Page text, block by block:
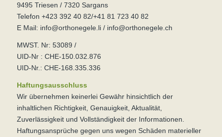
9495 Triesen / 7320 Sargans
Telefon +423 392 40 82/+41 81 723 40 82
E Mail: info@orthonegele.li / info@orthonegele.ch
MWST. Nr: 53089 /
UID-Nr : CHE-150.032.876
UID-Nr.: CHE-168.335.336
Haftungsausschluss
Wir übernehmen keinerlei Gewähr hinsichtlich der
inhaltlichen Richtigkeit, Genauigkeit, Aktualität,
Zuverlässigkeit und Vollständigkeit der Informationen.
Haftungsansprüche gegen uns wegen Schäden materieller